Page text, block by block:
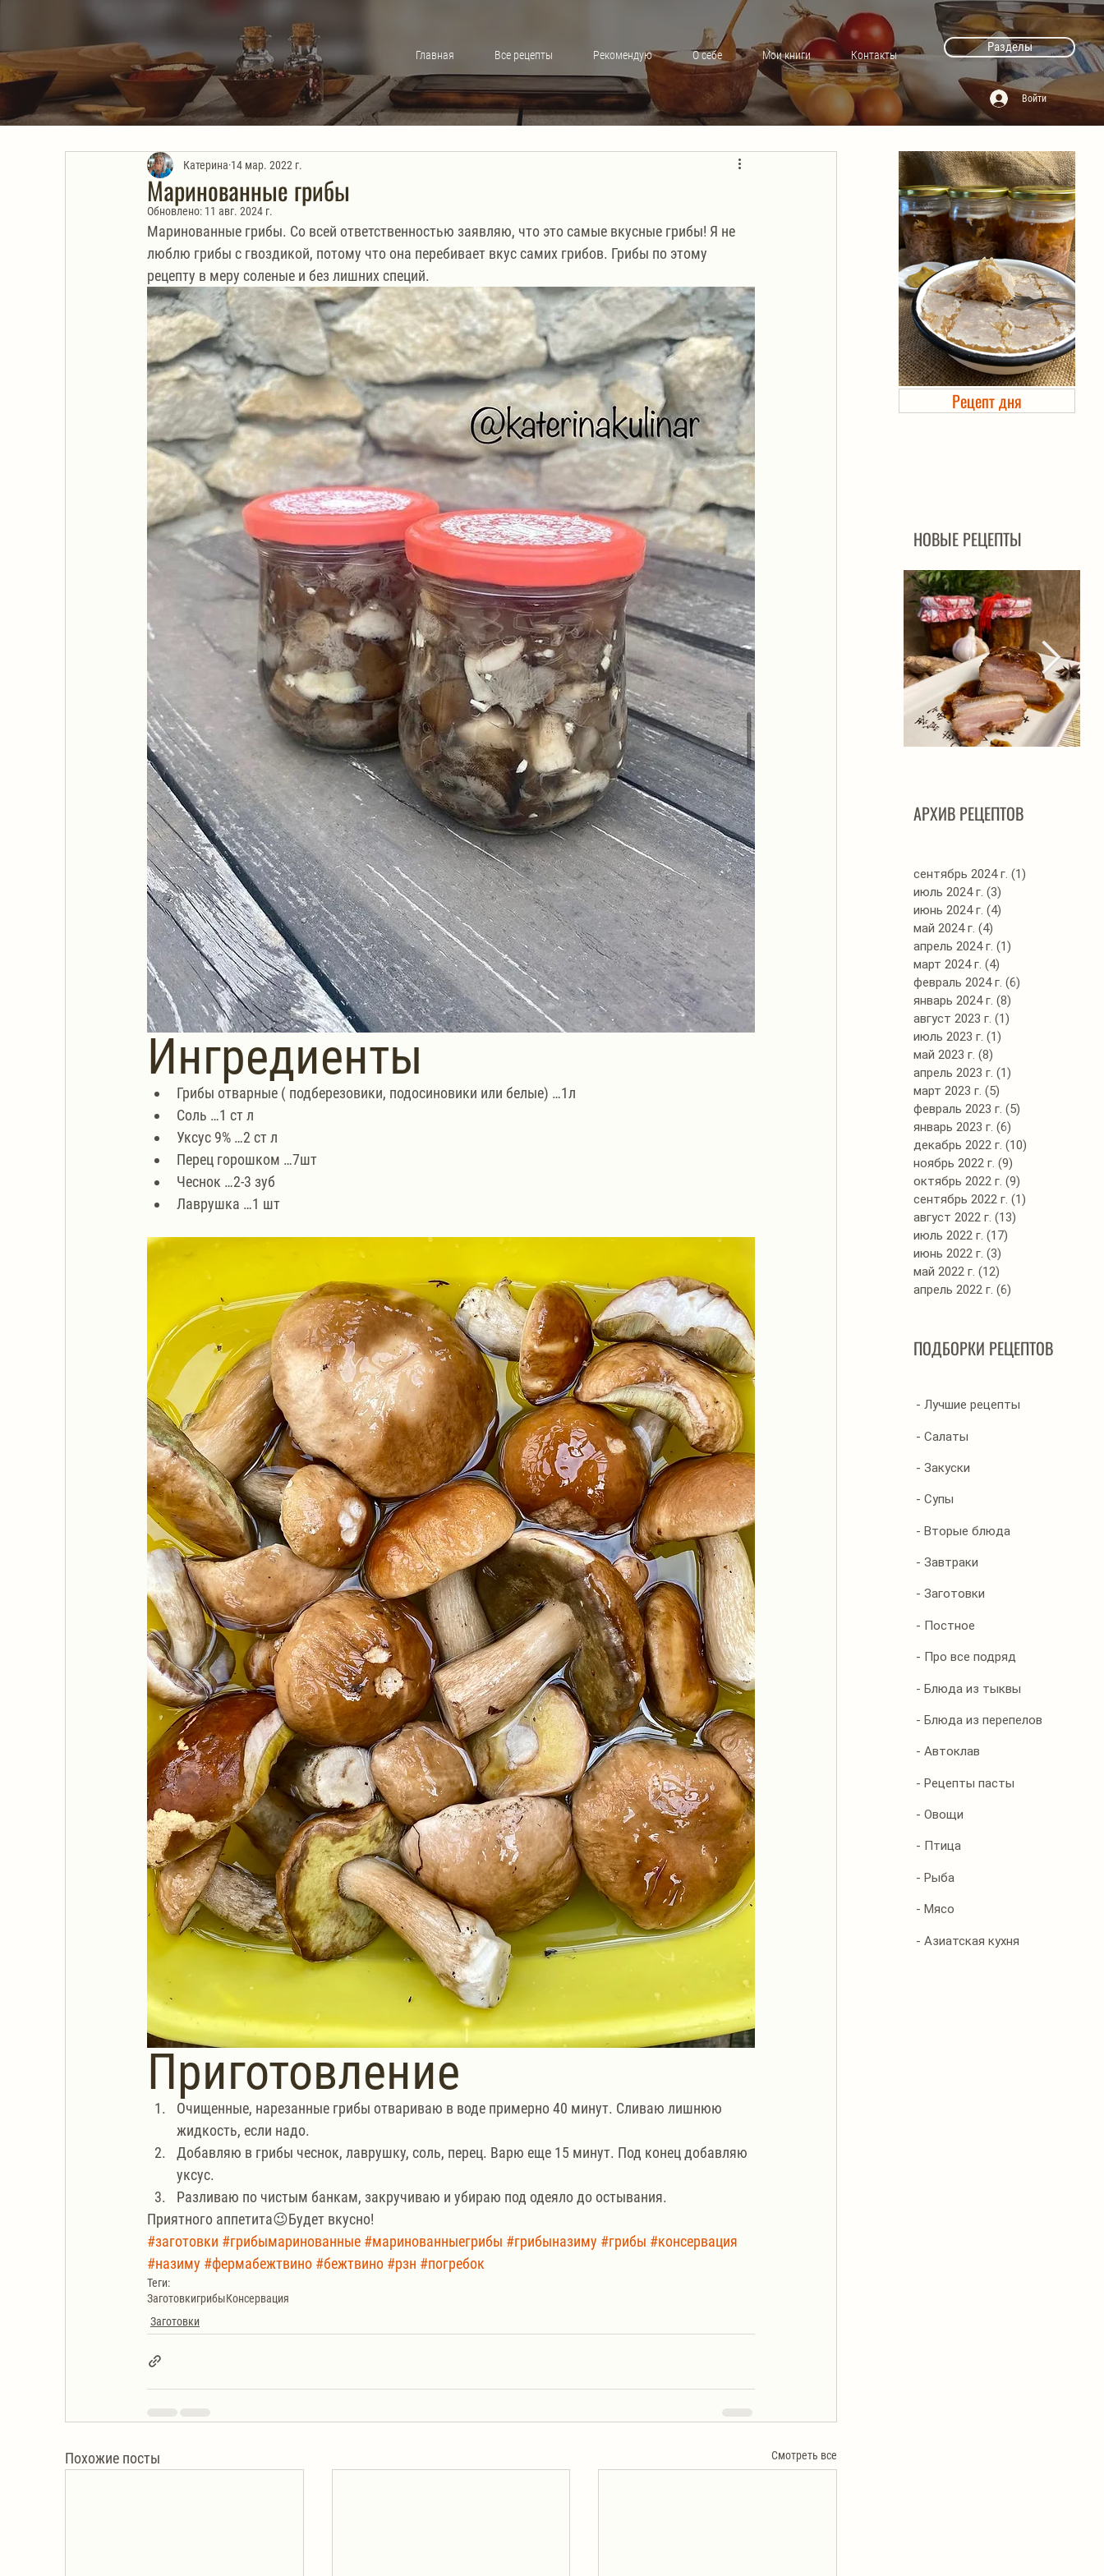
Главная Все рецепты Рекомендую О себе Мои книги Контакты
Разделы
Войти
Маринованные грибы
Катерина 14 мар. 2022 г.
Обновлено: 11 авг. 2024 г.
Маринованные грибы. Со всей ответственностью заявляю, что это самые вкусные грибы! Я не
люблю грибы с гвоздикой, потому что она перебивает вкус самих грибов. Грибы по этому
рецепту в меру соленые и без лишних специй.
Ингредиенты
Грибы отварные ( подберезовики, подосиновики или белые) …1л
Соль …1 ст л
Уксус 9% …2 ст л
Перец горошком …7шт
Чеснок …2-3 зуб
Лаврушка …1 шт
Приготовление
Очищенные, нарезанные грибы отвариваю в воде примерно 40 минут. Сливаю лишнюю
жидкость, если надо.
Добавляю в грибы чеснок, лаврушку, соль, перец. Варю еще 15 минут. Под конец добавляю
уксус.
Разливаю по чистым банкам, закручиваю и убираю под одеяло до остывания.
Приятного аппетита😉Будет вкусно!
#заготовки #грибымаринованные #маринованныегрибы #грибыназиму #грибы #консервация
#назиму #фермабежтвино #бежтвино #рзн #погребок
Теги:
ЗаготовкигрибыКонсервация
Заготовки
Похожие посты Смотреть все
Холодец в банке. Автоклав
Рецепт дня
НОВЫЕ РЕЦЕПТЫ
соусе
АРХИВ РЕЦЕПТОВ
сентябрь 2024 г. (1)
июль 2024 г. (3)
июнь 2024 г. (4)
май 2024 г. (4)
апрель 2024 г. (1)
март 2024 г. (4)
февраль 2024 г. (6)
январь 2024 г. (8)
август 2023 г. (1)
июль 2023 г. (1)
май 2023 г. (8)
апрель 2023 г. (1)
март 2023 г. (5)
февраль 2023 г. (5)
январь 2023 г. (6)
декабрь 2022 г. (10)
ноябрь 2022 г. (9)
октябрь 2022 г. (9)
сентябрь 2022 г. (1)
август 2022 г. (13)
июль 2022 г. (17)
июнь 2022 г. (3)
май 2022 г. (12)
апрель 2022 г. (6)
ПОДБОРКИ РЕЦЕПТОВ
- Лучшие рецепты
- Салаты
- Закуски
- Супы
- Вторые блюда
- Завтраки
- Заготовки
- Постное
- Про все подряд
- Блюда из тыквы
- Блюда из перепелов
- Автоклав
- Рецепты пасты
- Овощи
- Птица
- Рыба
- Мясо
- Азиатская кухня